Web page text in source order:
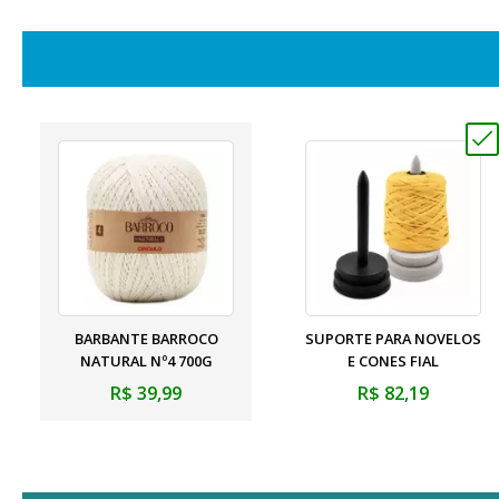
BARBANTE BARROCO
NATURAL Nº4 700G
R$ 39,99
SUPORTE PARA NOVELOS
E CONES FIAL
R$ 82,19